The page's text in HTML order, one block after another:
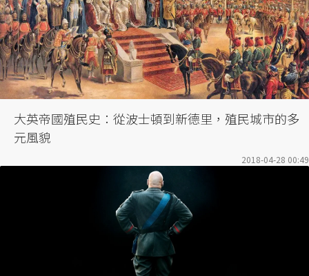
大英帝國殖民史：從波士頓到新德里，殖民城市的多
元風貌
2018-04-28 00:49